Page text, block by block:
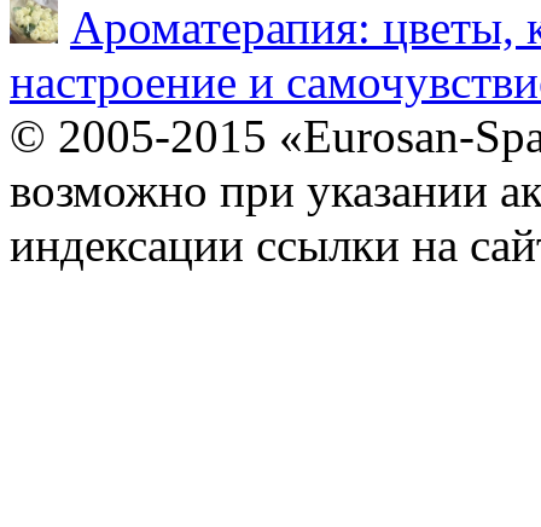
Ароматерапия: цветы,
настроение и
© 2005-2015 «Eurosan-
возможно при указании
индексации ссылки на